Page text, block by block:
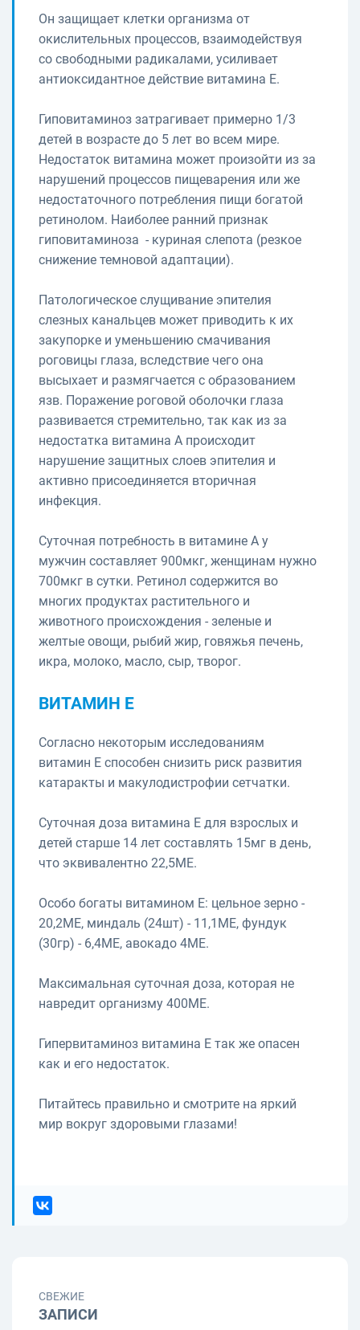
Он защищает клетки организма от
окислительных процессов, взаимодействуя
со свободными радикалами, усиливает
антиоксидантное действие витамина Е.
Гиповитаминоз затрагивает примерно 1/3
детей в возрасте до 5 лет во всем мире.
Недостаток витамина может произойти из за
нарушений процессов пищеварения или же
недостаточного потребления пищи богатой
ретинолом. Наиболее ранний признак
гиповитаминоза - куриная слепота (резкое
снижение темновой адаптации).
Патологическое слущивание эпителия
слезных канальцев может приводить к их
закупорке и уменьшению смачивания
роговицы глаза, вследствие чего она
высыхает и размягчается с образованием
язв. Поражение роговой оболочки глаза
развивается стремительно, так как из за
недостатка витамина А происходит
нарушение защитных слоев эпителия и
активно присоединяется вторичная
инфекция.
Суточная потребность в витамине А у
мужчин составляет 900мкг, женщинам нужно
700мкг в сутки. Ретинол содержится во
многих продуктах растительного и
животного происхождения - зеленые и
желтые овощи, рыбий жир, говяжья печень,
икра, молоко, масло, сыр, творог.
ВИТАМИН Е
Согласно некоторым исследованиям
витамин Е способен снизить риск развития
катаракты и макулодистрофии сетчатки.
Суточная доза витамина Е для взрослых и
детей старше 14 лет составлять 15мг в день,
что эквивалентно 22,5МЕ.
Особо богаты витамином Е: цельное зерно -
20,2МЕ, миндаль (24шт) - 11,1МЕ, фундук
(30гр) - 6,4МЕ, авокадо 4МЕ.
Максимальная суточная доза, которая не
навредит организму 400МЕ.
Гипервитаминоз витамина Е так же опасен
как и его недостаток.
Питайтесь правильно и смотрите на яркий
мир вокруг здоровыми глазами!
СВЕЖИЕ
ЗАПИСИ